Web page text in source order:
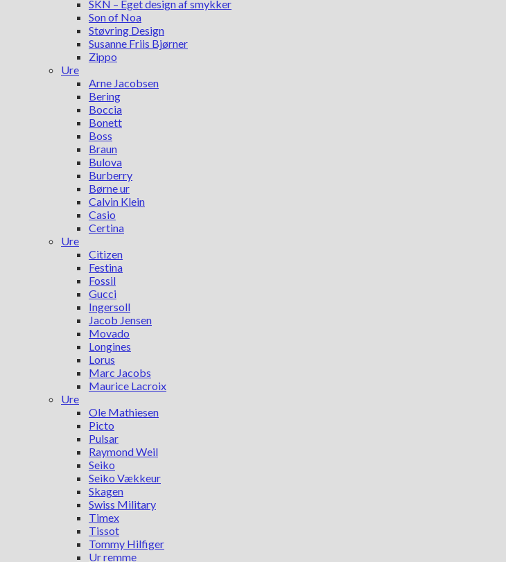
SKN – Eget design af smykker
Son of Noa
Støvring Design
Susanne Friis Bjørner
Zippo
Ure
Arne Jacobsen
Bering
Boccia
Bonett
Boss
Braun
Bulova
Burberry
Børne ur
Calvin Klein
Casio
Certina
Ure
Citizen
Festina
Fossil
Gucci
Ingersoll
Jacob Jensen
Movado
Longines
Lorus
Marc Jacobs
Maurice Lacroix
Ure
Ole Mathiesen
Picto
Pulsar
Raymond Weil
Seiko
Seiko Vækkeur
Skagen
Swiss Military
Timex
Tissot
Tommy Hilfiger
Ur remme